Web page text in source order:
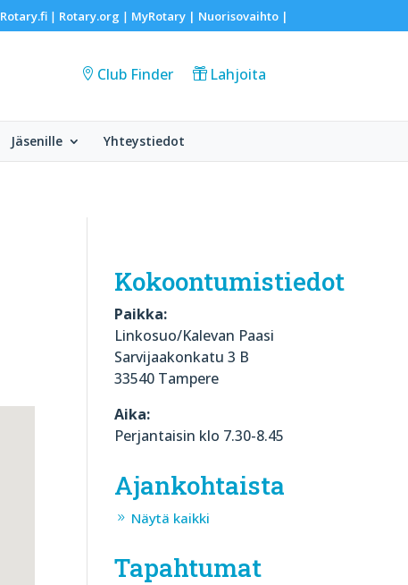
Rotary.fi| Rotary.org | MyRotary | Nuorisovaihto|
Club Finder Lahjoita
Jäsenille Yhteystiedot
Kokoontumistiedot
Paikka:
Linkosuo/Kalevan Paasi
Sarvijaakonkatu 3 B
33540 Tampere
Aika:
Perjantaisin klo 7.30-8.45
Ajankohtaista
Näytä kaikki
Tapahtumat